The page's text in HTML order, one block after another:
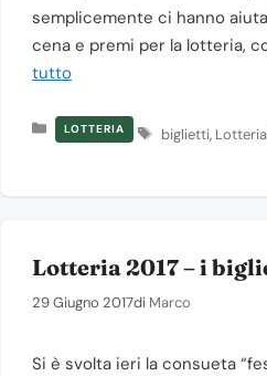
semplicemente ci hanno
cena e premi per la lotteria,
tutto
Categorie
LOTTERIA Tag
biglietti, Lotteria
Lotteria 2017 – i
29 Giugno 2017di Marco
Si è svolta ieri la consueta